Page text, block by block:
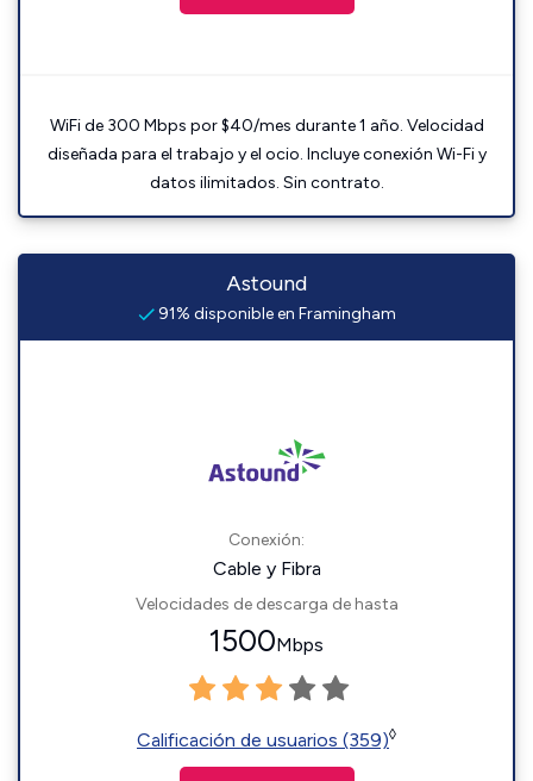
WiFi de 300 Mbps por $40/mes durante 1 año. Velocidad
diseñada para el trabajo y el ocio. Incluye conexión Wi-Fi y
datos ilimitados. Sin contrato.
Astound
91% disponible en Framingham
Conexión:
Cable y Fibra
Velocidades de descarga de hasta
1500Mbps
Calificación de usuarios (359)◊